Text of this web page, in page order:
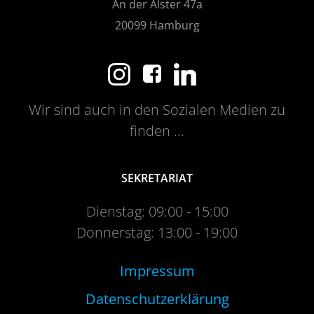
An der Alster 47a
20099 Hamburg
Wir sind auch in den Sozialen Medien zu
finden ...
SEKRETARIAT
Dienstag: 09:00 - 15:00
Donnerstag: 13:00 - 19:00
Impressum
Datenschutzerklärung